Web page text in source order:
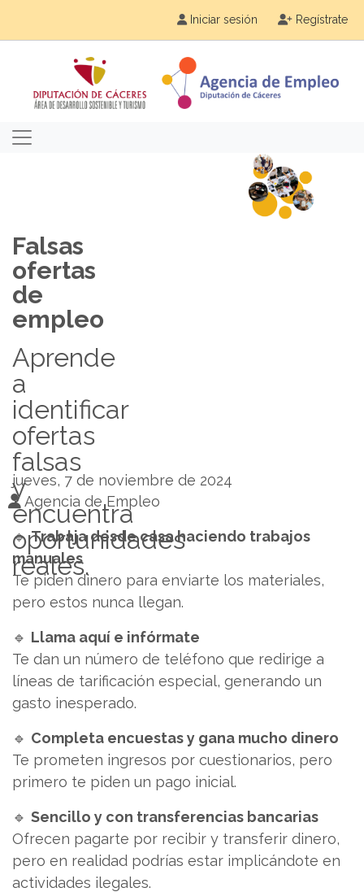
Iniciar sesión Regístrate
Falsas
ofertas
de
empleo
Aprende
a
identificar
ofertas
falsas
y
encuentra
oportunidades
reales.
jueves, 7 de noviembre de 2024
Agencia de Empleo
🔹Trabaja desde casa haciendo trabajos
manuales
Te piden dinero para enviarte los materiales,
pero estos nunca llegan.
🔹 Llama aquí e infórmate
Te dan un número de teléfono que redirige a
líneas de tarificación especial, generando un
gasto inesperado.
🔹 Completa encuestas y gana mucho dinero
Te prometen ingresos por cuestionarios, pero
primero te piden un pago inicial.
🔹 Sencillo y con transferencias bancarias
Ofrecen pagarte por recibir y transferir dinero,
pero en realidad podrías estar implicándote en
actividades ilegales.